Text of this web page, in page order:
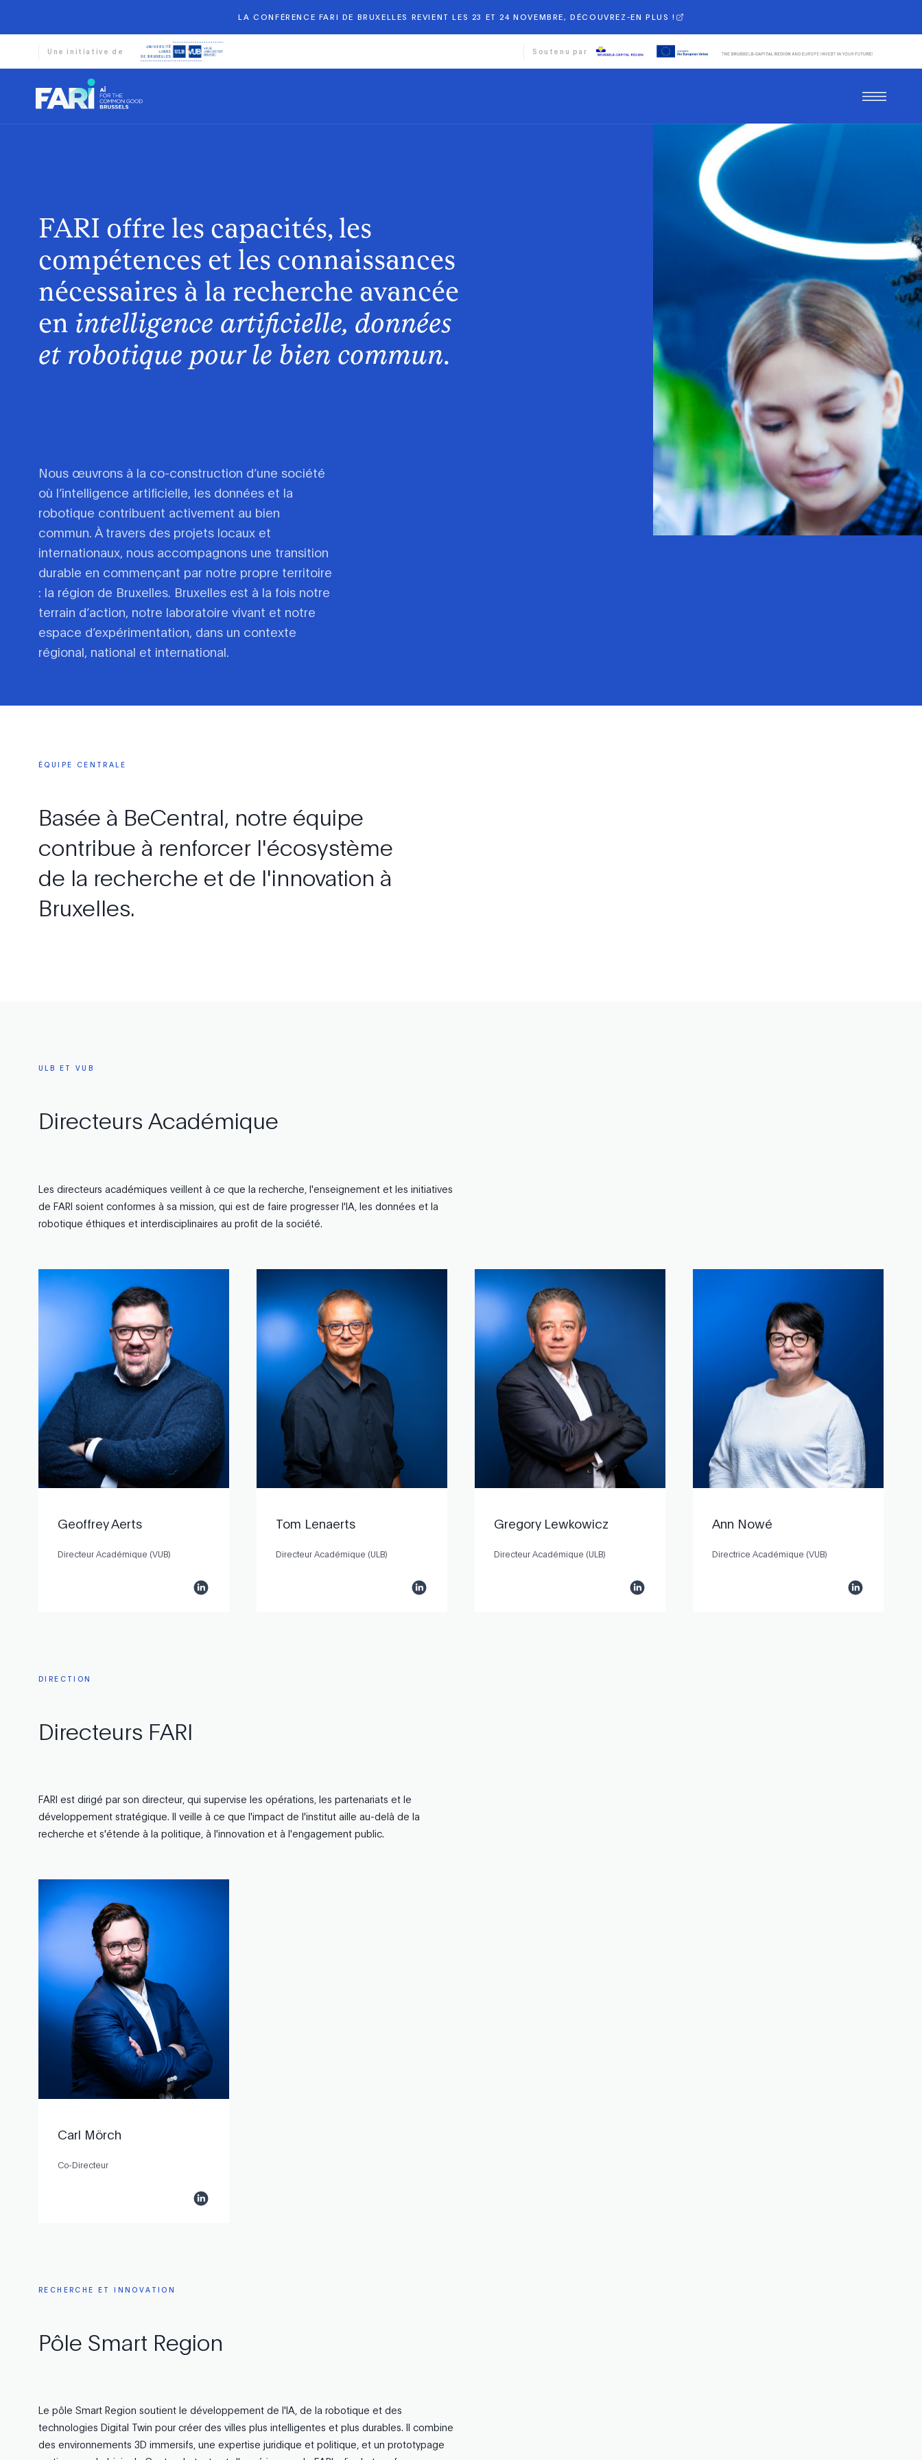
LA CONFÉRENCE FARI DE BRUXELLES REVIENT LES 23 ET 24 NOVEMBRE, DÉCOUVREZ-EN PLUS !
Une initiative de Soutenu par
FARI offre les capacités, les
compétences et les connaissances
nécessaires à la recherche avancée
en intelligence artificielle, données
et robotique pour le bien commun.
Nous œuvrons à la co-construction d’une société
où l’intelligence artificielle, les données et la
robotique contribuent activement au bien
commun. À travers des projets locaux et
internationaux, nous accompagnons une transition
durable en commençant par notre propre territoire
: la région de Bruxelles. Bruxelles est à la fois notre
terrain d’action, notre laboratoire vivant et notre
espace d’expérimentation, dans un contexte
régional, national et international.
Basée à BeCentral, notre équipe
contribue à renforcer l'écosystème
de la recherche et de l'innovation à
Bruxelles.
ÉQUIPE CENTRALE
Directeurs Académique
ULB ET VUB
Les directeurs académiques veillent à ce que la recherche, l'enseignement et les initiatives
de FARI soient conformes à sa mission, qui est de faire progresser l'IA, les données et la
robotique éthiques et interdisciplinaires au profit de la société.
Geoffrey Aerts
Directeur Académique (VUB)
Tom Lenaerts
Directeur Académique (ULB)
Gregory Lewkowicz
Directeur Académique (ULB)
Ann Nowé
Directrice Académique (VUB)
Directeurs FARI
DIRECTION
FARI est dirigé par son directeur, qui supervise les opérations, les partenariats et le
développement stratégique. Il veille à ce que l'impact de l'institut aille au-delà de la
recherche et s'étende à la politique, à l'innovation et à l'engagement public.
Carl Mörch
Co-Directeur
Pôle Smart Region
RECHERCHE ETINNOVATION
Le pôle Smart Region soutient le développement de l'IA, de la robotique et des
technologies Digital Twin pour créer des villes plus intelligentes et plus durables. Il combine
des environnements 3D immersifs, une expertise juridique et politique, et un prototypage